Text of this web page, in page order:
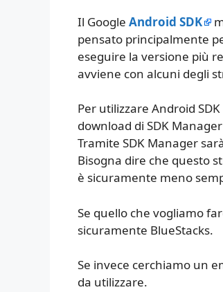
Il Google Android SDK
pensato principalmente
eseguire la versione più
avviene con alcuni degli
Per utilizzare Android
download di SDK
Tramite SDK Manager
Bisogna dire che questo
è sicuramente meno
Se quello che vogliamo
sicuramente BlueStacks.
Se invece cerchiamo un
da utilizzare.